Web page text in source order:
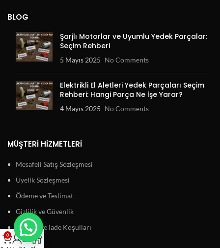
BLOG
Şarjlı Motorlar ve Uyumlu Yedek Parçalar:
Seçim Rehberi
5 Mayıs 2025 No Comments
Elektrikli El Aletleri Yedek Parçaları Seçim
Rehberi: Hangi Parça Ne İşe Yarar?
4 Mayıs 2025 No Comments
MÜŞTERI HIZMETLERI
Mesafeli Satış Sözleşmesi
Üyelik Sözleşmesi
Ödeme ve Teslimat
Gizlilik ve Güvenlik
Garanti ve İade Koşulları
0